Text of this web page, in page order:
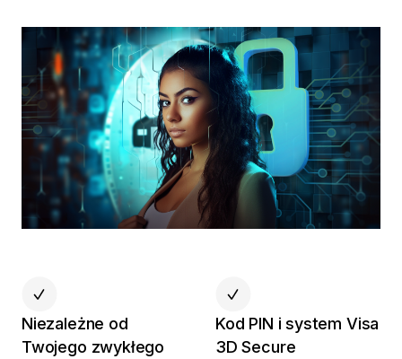
Niezależne od
Twojego zwykłego
Kod PIN i system Visa
3D Secure